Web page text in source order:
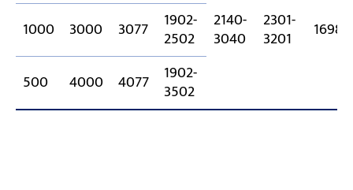
2140-
3040
2301-
3201 1698
1000 3000 3077 1902-
2502
500
4000 4077 1902-
3502